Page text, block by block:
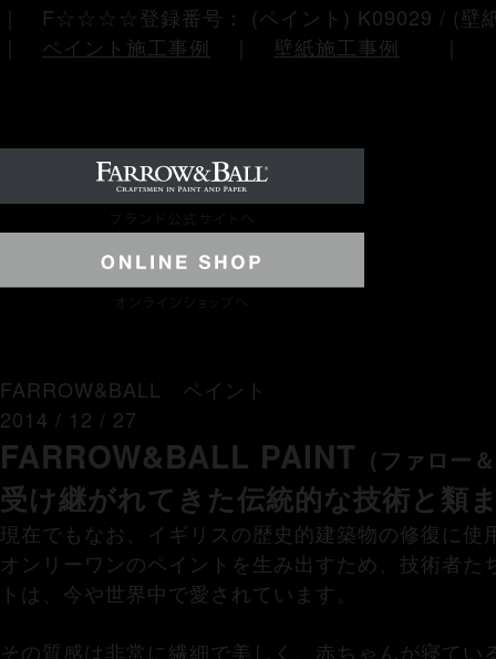
｜ F☆☆☆☆登録番号： (ペイント) K09029 / (壁
ペイント施工事例 壁紙施工事例
FARROW&BALL ペイント
2014 / 12 / 27
FARROW&BALL PAINT （ファロー
受け継がれてきた伝統的な技術と類
現在でもなお、イギリスの歴史的建築物の修復に
オンリーワンのペイントを生み出すため、技術者
トは、今や世界中で愛されています。
その質感は非常に繊細で美しく、赤ちゃんが寝て